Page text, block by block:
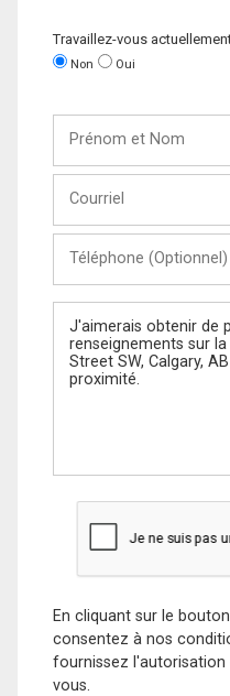
Travaillez-vous
Non Oui
Nom
(Optionnel)
Message
En cliquant sur le
consentez à nos
fournissez
vous.